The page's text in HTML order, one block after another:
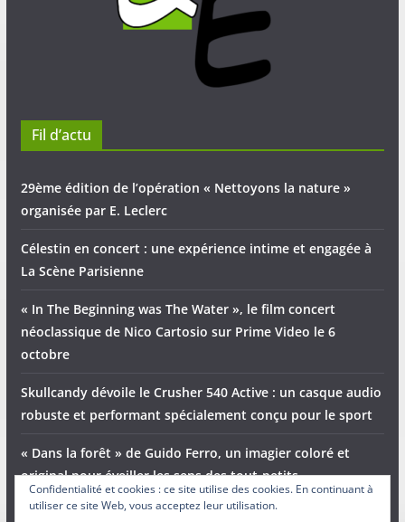
Fil d’actu
29ème édition de l’opération « Nettoyons la nature »
organisée par E. Leclerc
Célestin en concert : une expérience intime et engagée à
La Scène Parisienne
« In The Beginning was The Water », le film concert
néoclassique de Nico Cartosio sur Prime Video le 6
octobre
Skullcandy dévoile le Crusher 540 Active : un casque audio
robuste et performant spécialement conçu pour le sport
« Dans la forêt » de Guido Ferro, un imagier coloré et
original pour éveiller les sens des tout-petits
Confidentialité et cookies : ce site utilise des cookies. En continuant à
utiliser ce site Web, vous acceptez leur utilisation.